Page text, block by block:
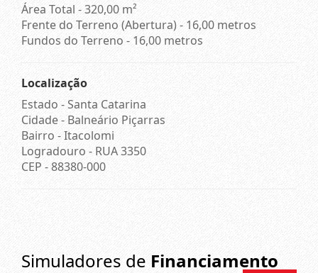
Área Total - 320,00 m²
Frente do Terreno (Abertura) - 16,00 metros
Fundos do Terreno - 16,00 metros
Localização
Estado -Santa Catarina
Cidade - Balneário Piçarras
Bairro -Itacolomi
Logradouro - RUA 3350
CEP -88380-000
Simuladores de Financiamento